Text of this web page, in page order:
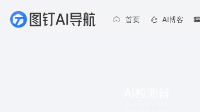
首页 AI博客